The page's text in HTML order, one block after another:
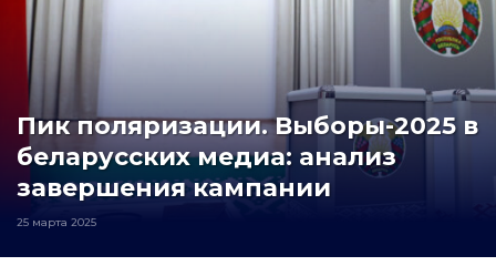
Пик поляризации. Выборы-2025 в
беларусских медиа: анализ
завершения кампании
25 марта 2025